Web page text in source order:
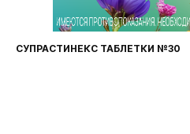
СУПРАСТИНЕКС ТАБЛЕТКИ №30